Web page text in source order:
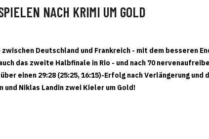
NACH KRIMI UM GOLD
Deutschland und Frankreich - mit dem besseren
das zweite Halbfinale in Rio - und nach 70
einen 29:28 (25:25, 16:15)-Erfolg nach Verlängerung und
Niklas Landin zwei Kieler um Gold!